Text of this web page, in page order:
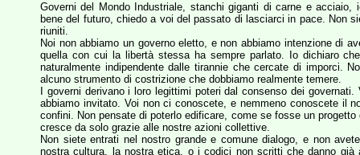
Governi del Mondo Industriale, stanchi giganti di carne e
bene del futuro, chiedo a voi del passato di lasciarci in pace. Non
riuniti.
Noi non abbiamo un governo eletto, e non abbiamo intenzione di
quella con cui la libertà stessa ha sempre parlato. Io dichiaro
naturalmente indipendente dalle tirannie che cercate di imporci.
alcuno strumento di costrizione che dobbiamo realmente temere.
I governi derivano i loro legittimi poteri dal consenso dei
abbiamo invitato. Voi non ci conoscete, e nemmeno conoscete il
confini. Non pensate di poterlo edificare, come se fosse un
cresce da solo grazie alle nostre azioni collettive.
Non siete entrati nel nostro grande e comune dialogo, e non
nostra cultura, la nostra etica, o i codici non scritti che danno